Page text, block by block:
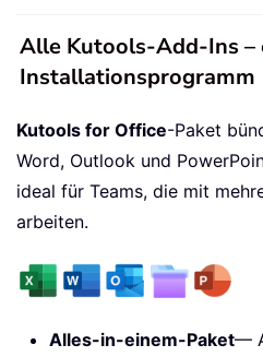
Alle Kutools-Add-Ins –
Installationsprogramm
Kutools for Office-Paket
Word, Outlook und
ideal für Teams, die mit
arbeiten.
Alles-in-einem-Paket—